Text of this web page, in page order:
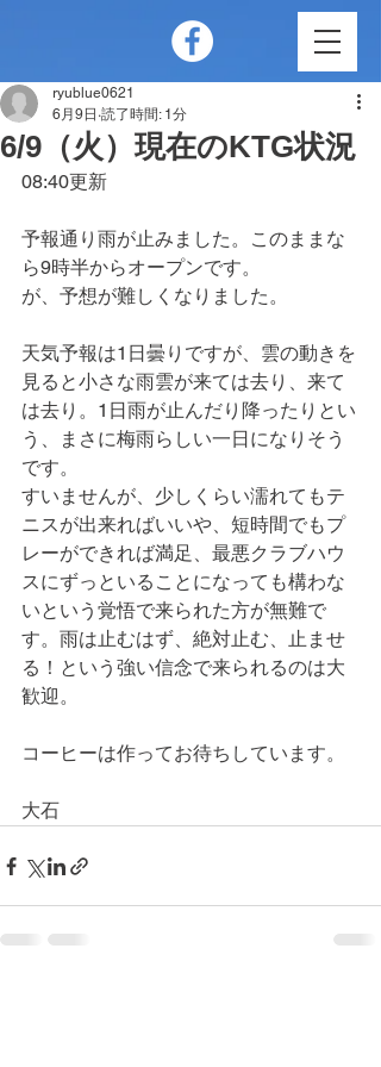
6/9（火）現在のKTG状況
ryublue0621
6月9日 読了時間: 1分
08:40更新
予報通り雨が止みました。このままな
ら9時半からオープンです。
が、予想が難しくなりました。
天気予報は1日曇りですが、雲の動きを
見ると小さな雨雲が来ては去り、来て
は去り。1日雨が止んだり降ったりとい
う、まさに梅雨らしい一日になりそう
です。
すいませんが、少しくらい濡れてもテ
ニスが出来ればいいや、短時間でもプ
レーができれば満足、最悪クラブハウ
スにずっといることになっても構わな
いという覚悟で来られた方が無難で
す。雨は止むはず、絶対止む、止ませ
る！という強い信念で来られるのは大
歓迎。
コーヒーは作ってお待ちしています。
大石